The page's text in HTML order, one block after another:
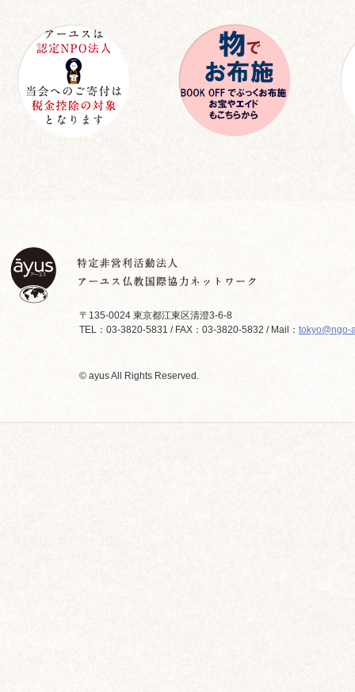
〒135-0024 東京都江東区清澄3-6-8
TEL：03-3820-5831 / FAX：03-3820-5832 / Mail： tokyo@ngo-
© ayus All Rights Reserved.